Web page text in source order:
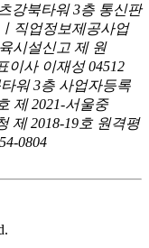
강북타워 3층 통신판
직업정보제공사업
시설신고 제 원
이사 이재성 04512
워 3층 사업자등록
제 2021-서울중
제 2018-19호 원격평
0804